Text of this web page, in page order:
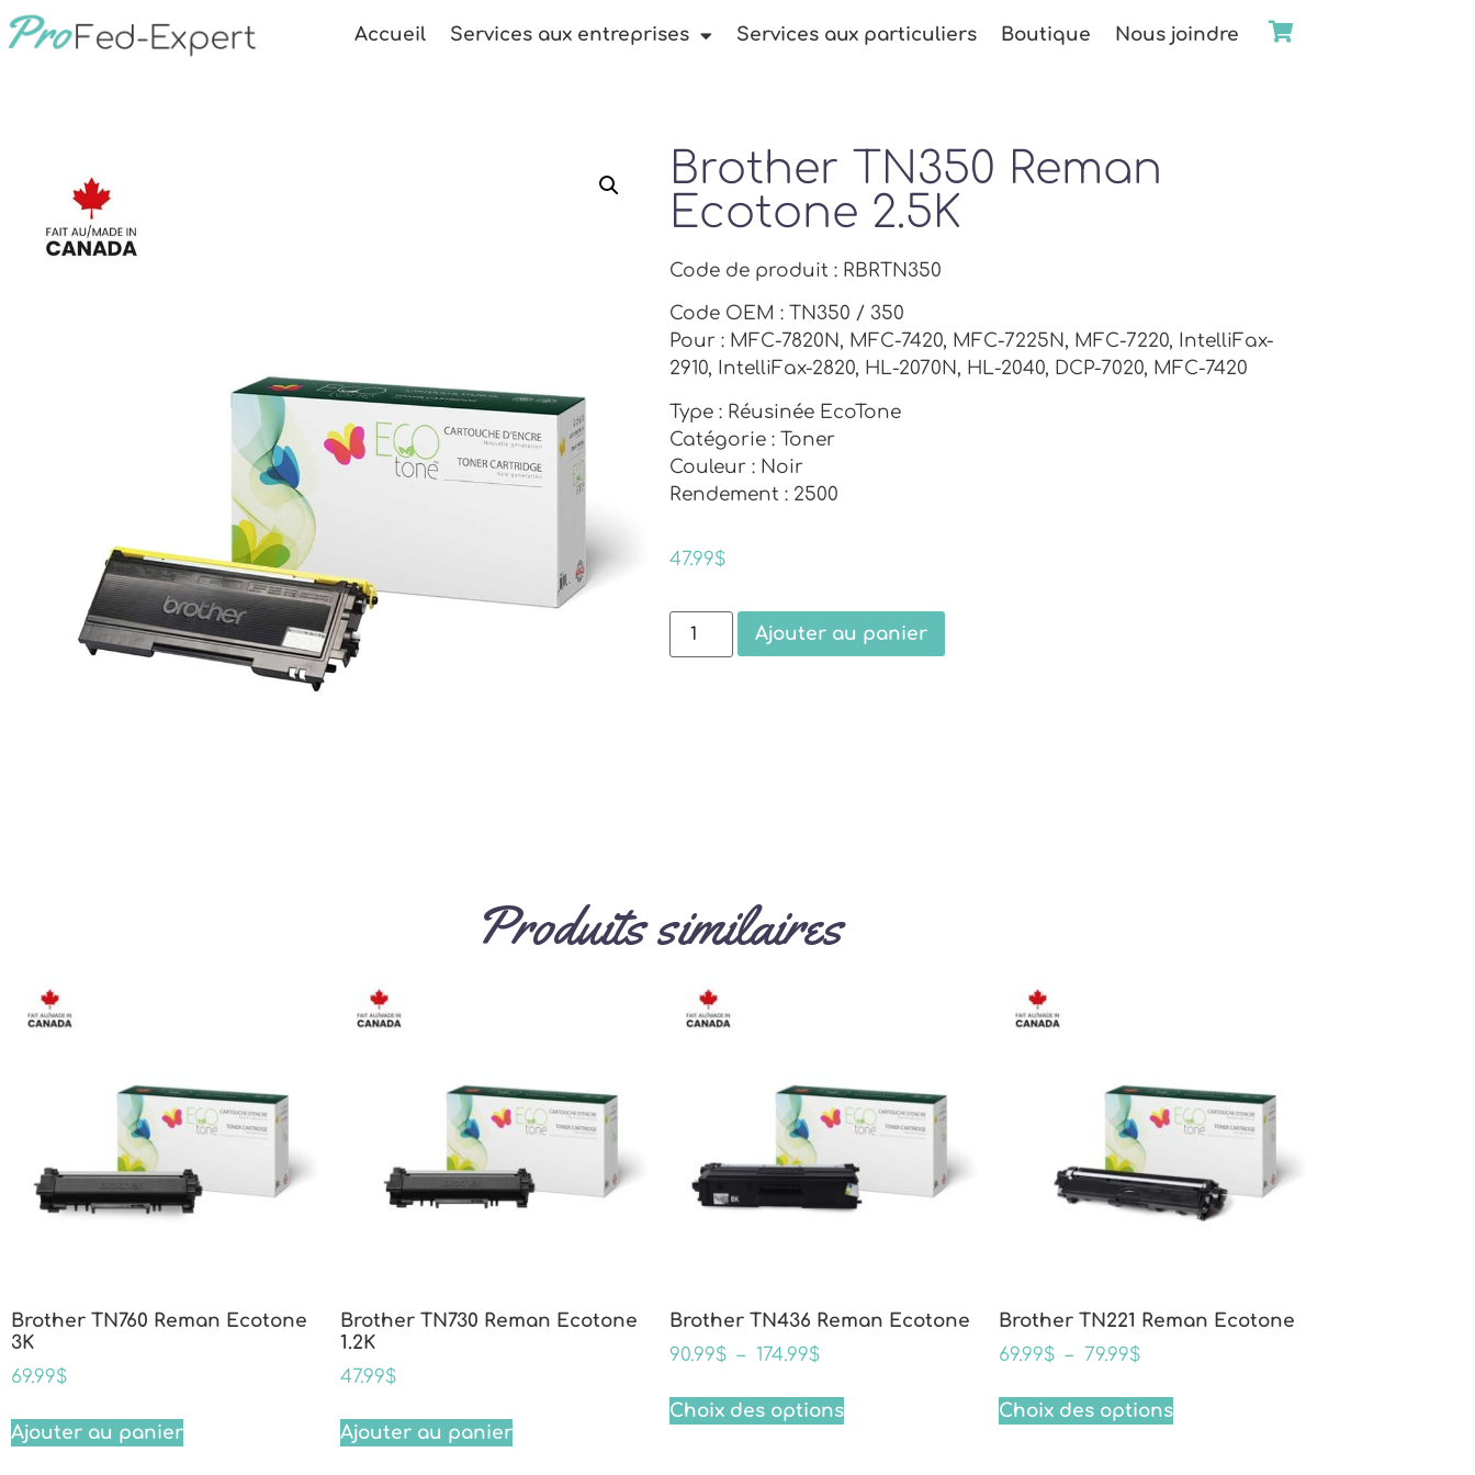
Accueil Services aux entreprises Services aux particuliers Boutique Nous joindre
Brother TN350 Reman
Ecotone 2.5K
Code de produit : RBRTN350
Code OEM : TN350 / 350
Pour : MFC-7820N, MFC-7420, MFC-7225N, MFC-7220, IntelliFax-
2910, IntelliFax-2820, HL-2070N, HL-2040, DCP-7020, MFC-7420
Type : Réusinée EcoTone
Catégorie : Toner
Couleur : Noir
Rendement : 2500
47.99$
Ajouter au panier
Produits similaires
Brother TN760 Reman Ecotone
3K
69.99$
Ajouter au panier
Brother TN730 Reman Ecotone
1.2K
47.99$
Ajouter au panier
Brother TN436 Reman Ecotone
90.99$ – 174.99$
Choix des options
Brother TN221 Reman Ecotone
69.99$ – 79.99$
Choix des options